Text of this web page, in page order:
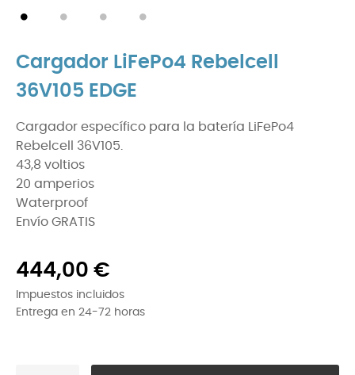
Cargador LiFePo4 Rebelcell
36V105 EDGE
Cargador específico para la batería LiFePo4
Rebelcell 36V105.
43,8 voltios
20 amperios
Waterproof
Envío GRATIS
444,00 €
Impuestos incluidos
Entrega en 24-72 horas